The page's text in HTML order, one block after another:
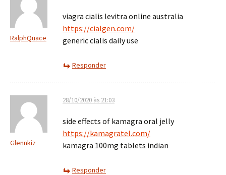
RalphQuace
viagra cialis levitra online australia
https://cialgen.com/
generic cialis daily use
Responder
Glennkiz
28/10/2020 às 21:03
side effects of kamagra oral jelly
https://kamagratel.com/
kamagra 100mg tablets indian
Responder